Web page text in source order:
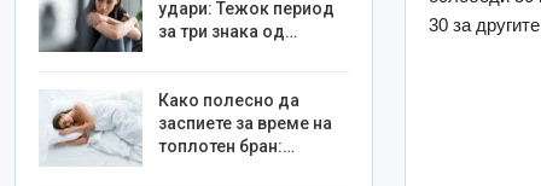
30 за
удари: Тежок период
за три знака од…
Како полесно да
заспиете за време на
топлотен бран:…